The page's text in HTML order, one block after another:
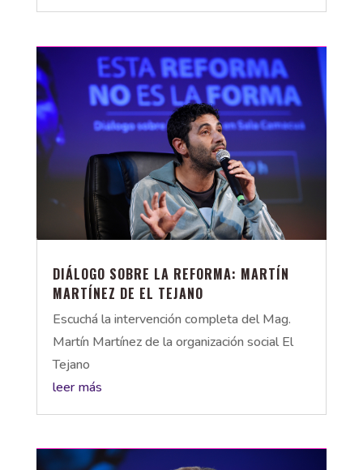
DIÁLOGO SOBRE LA REFORMA: MARTÍN
MARTÍNEZ DE EL TEJANO
Escuchá la intervención completa del Mag.
Martín Martínez de la organización social El
Tejano
leer más